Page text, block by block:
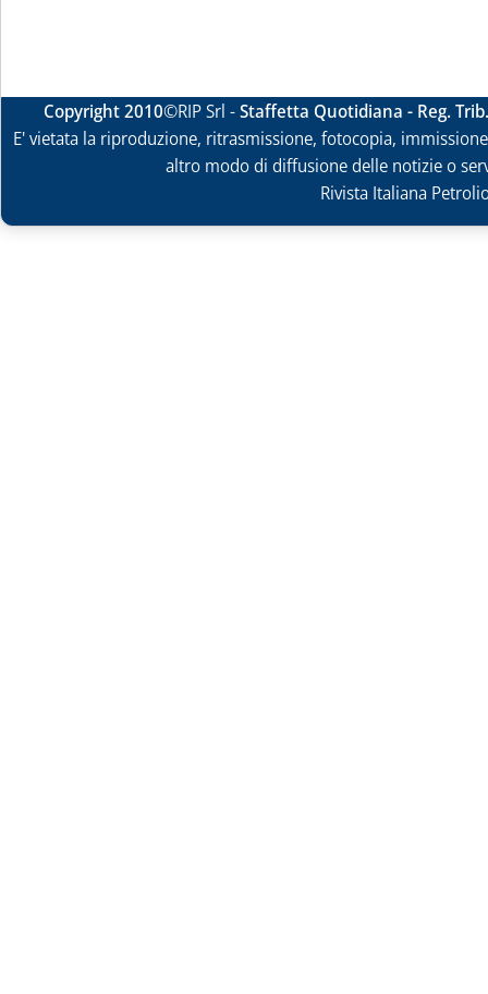
Copyright 2010©RIP Srl -Staffetta Quotidiana - Reg.
E' vietata la riproduzione, ritrasmissione, fotocopia,
altro modo di diffusione delle notizie o
Rivista Italiana